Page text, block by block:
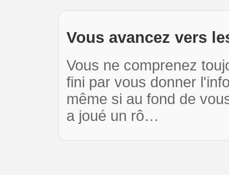
Vous avancez vers
Vous ne comprenez
fini par vous donner
même si au fond de
a joué un rô…